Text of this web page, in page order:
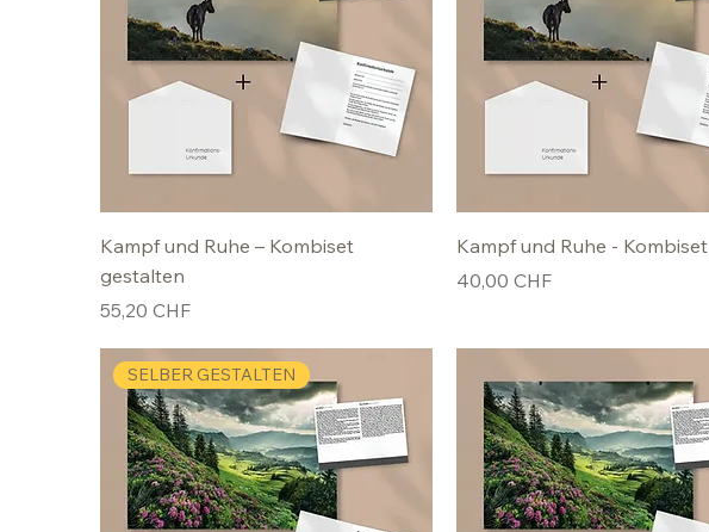
Kampf und Ruhe – Kombiset
gestalten
Preis
55,20 CHF
Kampf und Ruhe - Kombiset
Preis
40,00 CHF
SELBER GESTALTEN